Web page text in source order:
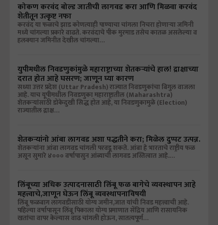
कोकण करवंद बोल्ड जातीची लागवड करा आणि मिळवा करवंद
शेतीतून उत्कृष्ट नफा
करवंद या फळाचे झाड कोणत्याही पाण्याचा चांगला निचरा होणाऱ्या जमिनी
मध्ये चांगल्या प्रकारे वाढते. करवंदाचे पीक मुरमाड तसेच कातळ असलेल्या व
हलक्यान जमिनीत देखील चांगल्या…
युपीमधील निवडणुकांमुळे महाराष्ट्राच्या शेतकऱ्यांचे हाल! द्राक्षाच्या
दरात होत आहे घसरण; जाणून घ्या कारण
सध्या उत्तर प्रदेश (Uttar Pradesh) राज्यात निवडणुकांचा बिगुल वाजला
आहे. याच यूपीमधील निवडणुका महाराष्ट्रातील (Maharashtra)
शेतकऱ्यांसाठी डोकेदुखी सिद्ध होत आहे, या निवडणुकामुळे (Election)
राज्यातील द्राक्ष…
शेतकऱ्यांनो आंबा लागवड अशा पद्धतीने करा; मिळेल दुप्पट उत्पन्न.
शेतकऱ्यांना आंबा लागवड चांगली परवडू शकते. आंबा हे भारताचे राष्ट्रीय फळ
असून सुमारे ४००० वर्षापासुन आंब्याची लागवड अस्तित्वात आहे.…
लिंबूच्या अधिक उत्पादनासाठी लिंबू फळ बागेचे व्यवस्थापन आहे
महत्त्वाचे,जाणून घेऊन लिंबू व्यवस्थापनाविषयी
लिंबू फळबाग लागवडीसाठी योग्य जमीन,जात यांची निवड महत्त्वाची आहे.
पहिल्या वर्षापासून लिंबू पिकाला योग्य प्रमाणात सेंद्रिय आणि रासायनिक
खतांचा वापर केल्यास वाढ चांगली होऊन, सातत्यपूर्ण…